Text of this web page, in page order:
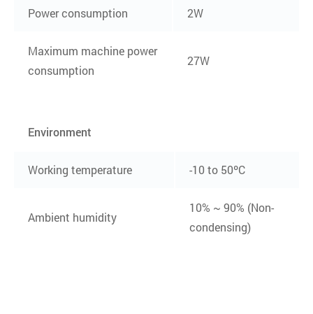
Power consumption 2W
Maximum machine power
consumption
27W
Environment
Working temperature -10 to 50ºC
Ambient humidity
10% ~ 90% (Non-
condensing)